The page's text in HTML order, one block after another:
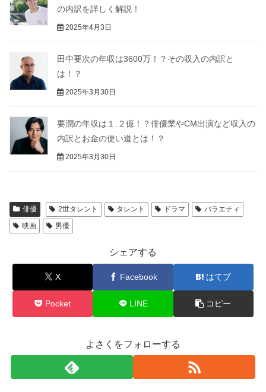
の内訳を詳しく解説！
2025年4月3日
田中要次の年収は3600万！？その収入の内訳と
は！？
2025年3月30日
要潤の年収は１.２億！？俳優業やCM出演など収入の
内訳とお金の使い道とは！？
2025年3月30日
俳優 2世タレント タレント ドラマ
バラエティ
映画
男優
シェアする
X Facebook はてブ
Pocket LINE コピー
よさくをフォローする